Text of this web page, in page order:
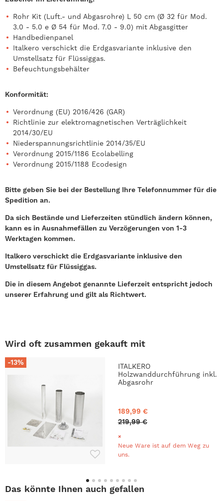
Rohr Kit (Luft.- und Abgasrohre) L 50 cm (Ø 32 für Mod.
3.0 - 5.0 e Ø 54 für Mod. 7.0 - 9.0) mit Abgasgitter
Handbedienpanel
Italkero verschickt die Erdgasvariante inklusive den
Umstellsatz für Flüssiggas.
Befeuchtungsbehälter
Konformität:
Verordnung (EU) 2016/426 (GAR)
Richtlinie zur elektromagnetischen Verträglichkeit
2014/30/EU
Niederspannungsrichtlinie 2014/35/EU
Verordnung 2015/1186 Ecolabelling
Verordnung 2015/1188 Ecodesign
Bitte geben Sie bei der Bestellung Ihre Telefonnummer für die
Spedition an.
Da sich Bestände und Lieferzeiten stündlich ändern können,
kann es in Ausnahmefällen zu Verzögerungen von 1-3
Werktagen kommen.
Italkero verschickt die Erdgasvariante inklusive den
Umstellsatz für Flüssiggas.
Die in diesem Angebot genannte Lieferzeit entspricht jedoch
unserer Erfahrung und gilt als Richtwert.
Wird oft zusammen gekauft mit
-13%
ITALKERO
Holzwanddurchführung inkl.
Abgasrohr
189,99 €
219,99 €
Neue Ware ist auf dem Weg zu
uns.
Das könnte Ihnen auch gefallen